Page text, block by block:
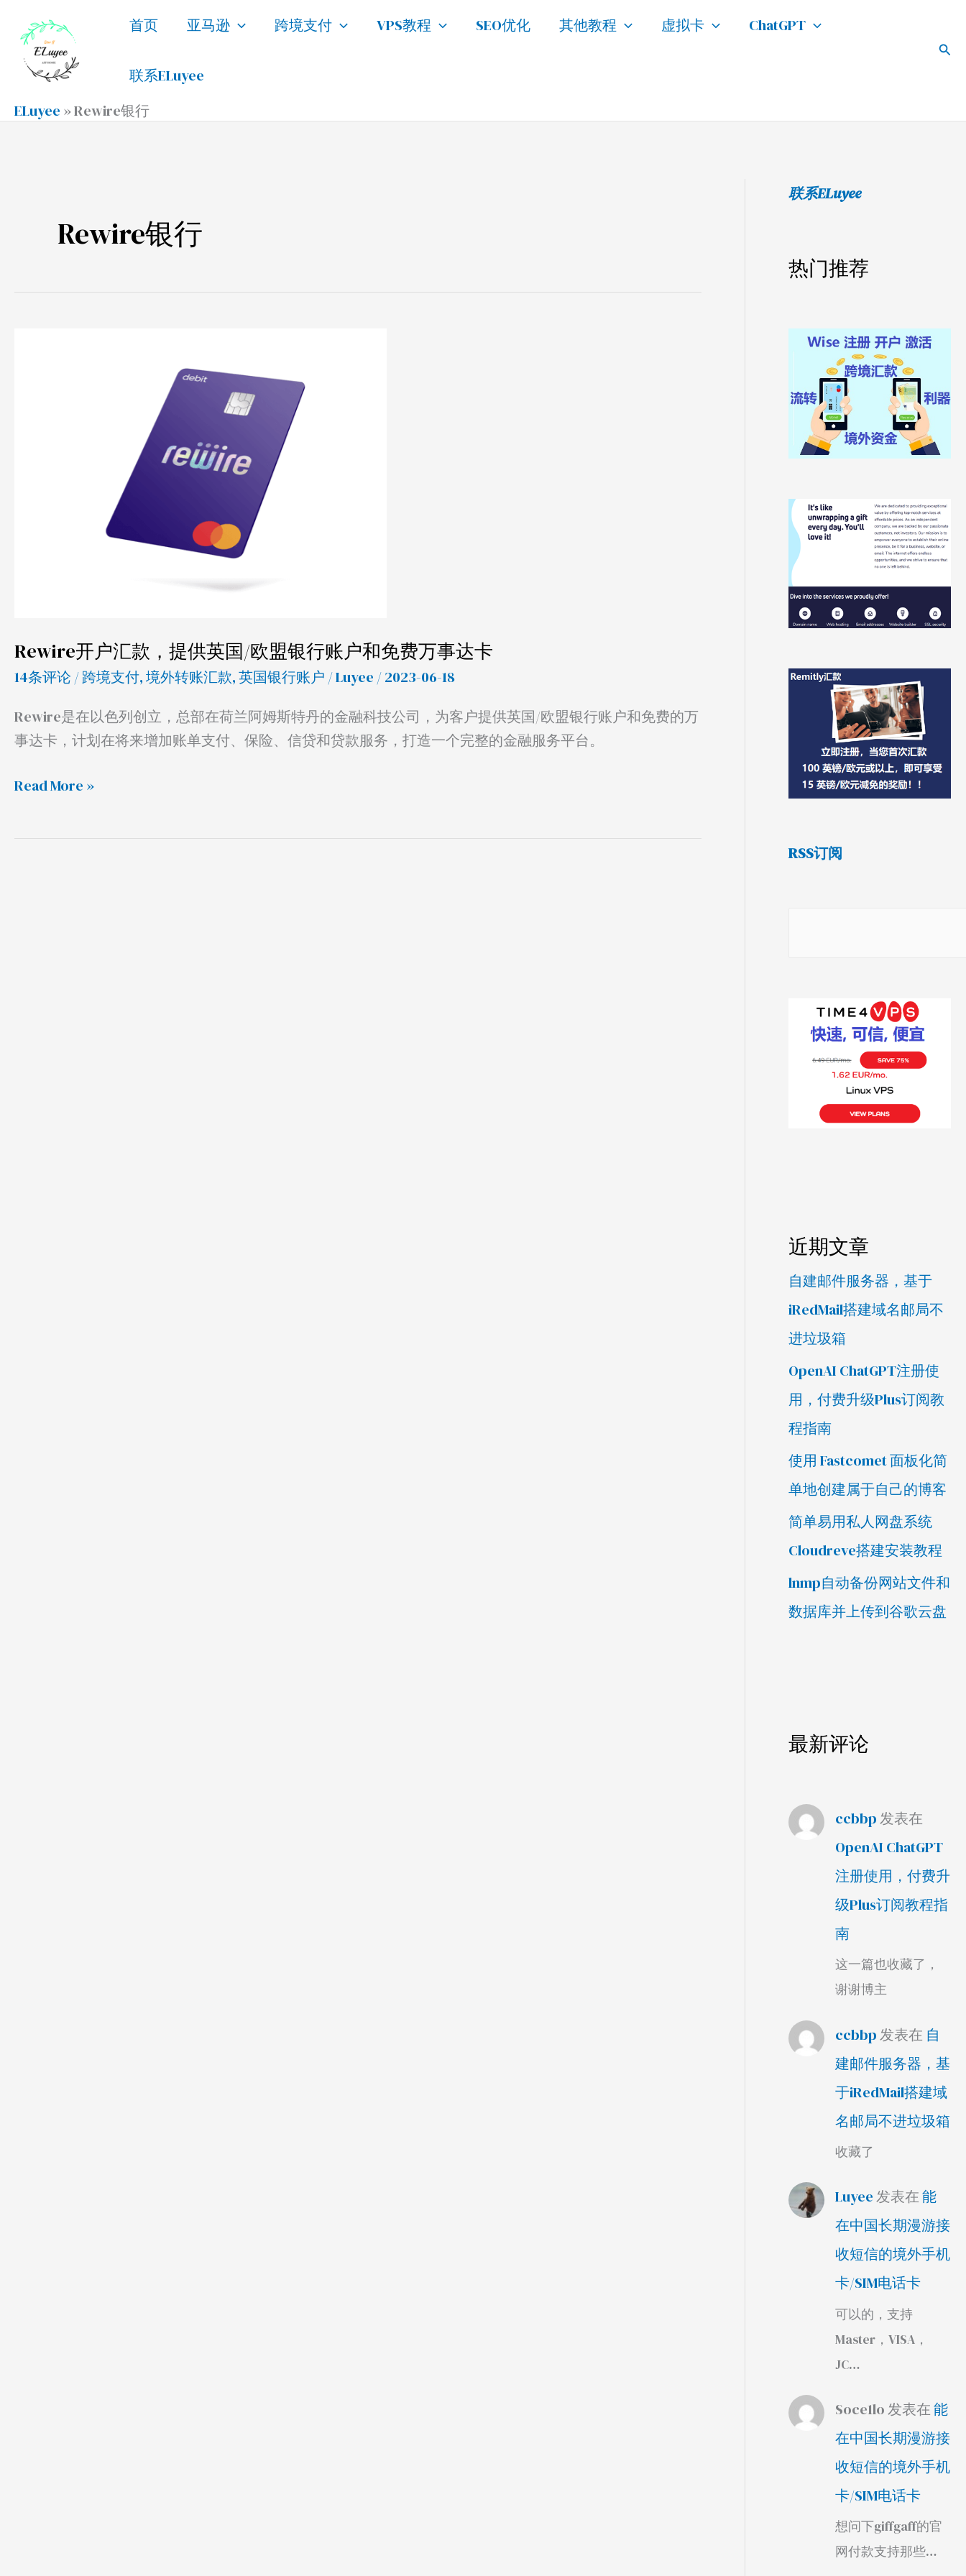
首页 亚马逊 跨境支付 VPS教程 SEO优化 其他教程 虚拟卡 ChatGPT
联系ELuyee
搜
ELuyee »Rewire银行
Rewire银行
Rewire开户汇款，提供英国/欧盟银行账户和免费万事达卡
14条评论 /跨境支付,境外转账汇款,英国银行账户 /Luyee / 2023-06-18
Rewire是在以色列创立，总部在荷兰阿姆斯特丹的金融科技公司，为客户提供英国/欧盟银行账户和免费的万
事达卡，计划在将来增加账单支付、保险、信贷和贷款服务，打造一个完整的金融服务平台。
账
户
免
费
事
卡
Read More »
联系ELuyee
热门推荐
RSS订阅
近期文章
自建邮件服务器，基于
iRedMail搭建域名邮局不
进垃圾箱
OpenAI ChatGPT注册使
用，付费升级Plus订阅教
程指南
使用 Fastcomet 面板化简
单地创建属于自己的博客
简单易用私人网盘系统
Cloudreve搭建安装教程
lnmp自动备份网站文件和
数据库并上传到谷歌云盘
最新评论
ccbbp发表在
OpenAI ChatGPT
注册使用，付费升
级Plus订阅教程指
南
这一篇也收藏了，
谢谢博主
ccbbp发表在 自
建邮件服务器，基
于iRedMail搭建域
名邮局不进垃圾箱
收藏了
Luyee发表在能
在中国长期漫游接
收短信的境外手机
卡/SIM电话卡
可以的，支持
Master，VISA，
JC…
Soce1lo发表在能
在中国长期漫游接
收短信的境外手机
卡/SIM电话卡
想问下giffgaff的官
网付款支持那些…